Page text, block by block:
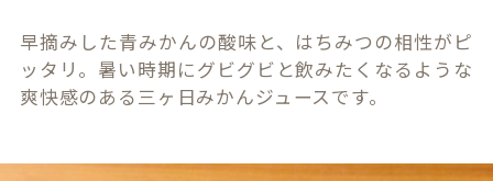
早摘みした青みかんの酸味と、はちみつの相性がピ
ッタリ。暑い時期にグビグビと飲みたくなるような
爽快感のある三ヶ日みかんジュースです。